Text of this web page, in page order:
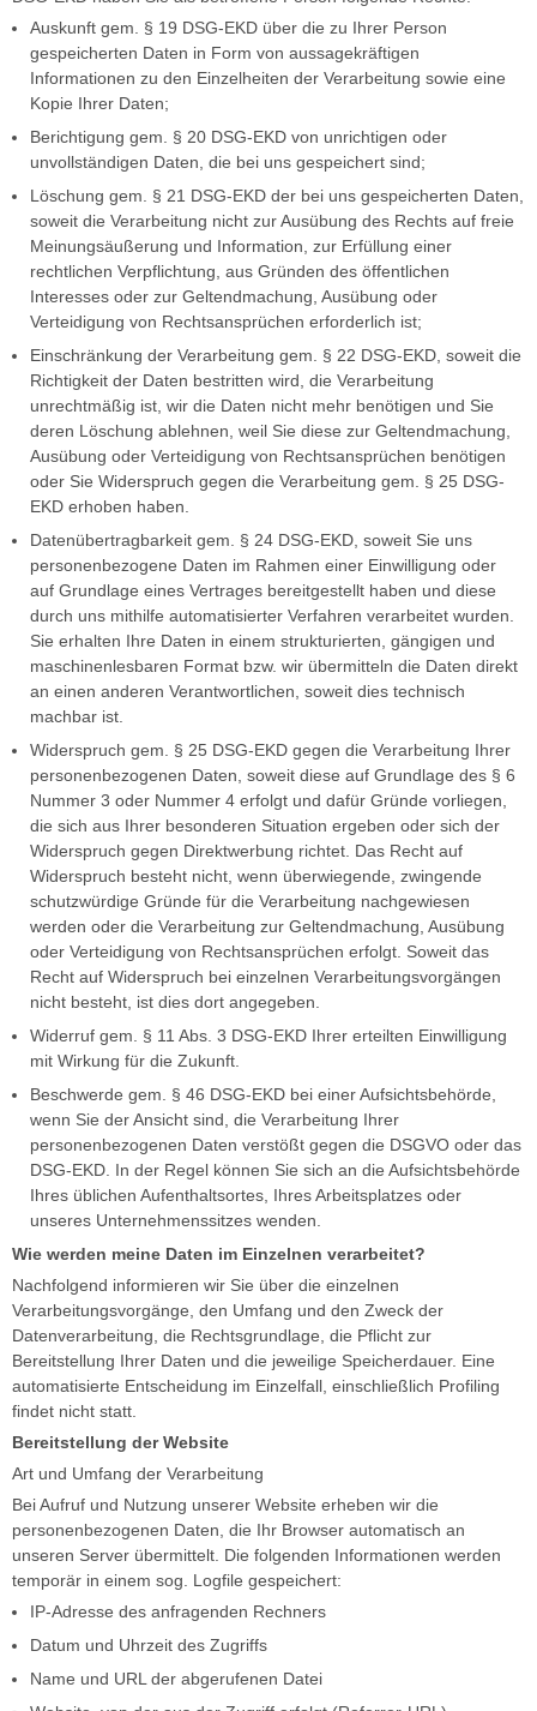
Auskunft gem. § 19 DSG-EKD über die zu Ihrer Person
gespeicherten Daten in Form von aussagekräftigen
Informationen zu den Einzelheiten der Verarbeitung sowie eine
Kopie Ihrer Daten;
Berichtigung gem. § 20 DSG-EKD von unrichtigen oder
unvollständigen Daten, die bei uns gespeichert sind;
Löschung gem. § 21 DSG-EKD der bei uns gespeicherten Daten,
soweit die Verarbeitung nicht zur Ausübung des Rechts auf freie
Meinungsäußerung und Information, zur Erfüllung einer
rechtlichen Verpflichtung, aus Gründen des öffentlichen
Interesses oder zur Geltendmachung, Ausübung oder
Verteidigung von Rechtsansprüchen erforderlich ist;
Einschränkung der Verarbeitung gem. § 22 DSG-EKD, soweit die
Richtigkeit der Daten bestritten wird, die Verarbeitung
unrechtmäßig ist, wir die Daten nicht mehr benötigen und Sie
deren Löschung ablehnen, weil Sie diese zur Geltendmachung,
Ausübung oder Verteidigung von Rechtsansprüchen benötigen
oder Sie Widerspruch gegen die Verarbeitung gem. § 25 DSG-
EKD erhoben haben.
Datenübertragbarkeit gem. § 24 DSG-EKD, soweit Sie uns
personenbezogene Daten im Rahmen einer Einwilligung oder
auf Grundlage eines Vertrages bereitgestellt haben und diese
durch uns mithilfe automatisierter Verfahren verarbeitet wurden.
Sie erhalten Ihre Daten in einem strukturierten, gängigen und
maschinenlesbaren Format bzw. wir übermitteln die Daten direkt
an einen anderen Verantwortlichen, soweit dies technisch
machbar ist.
Widerspruch gem. § 25 DSG-EKD gegen die Verarbeitung Ihrer
personenbezogenen Daten, soweit diese auf Grundlage des § 6
Nummer 3 oder Nummer 4 erfolgt und dafür Gründe vorliegen,
die sich aus Ihrer besonderen Situation ergeben oder sich der
Widerspruch gegen Direktwerbung richtet. Das Recht auf
Widerspruch besteht nicht, wenn überwiegende, zwingende
schutzwürdige Gründe für die Verarbeitung nachgewiesen
werden oder die Verarbeitung zur Geltendmachung, Ausübung
oder Verteidigung von Rechtsansprüchen erfolgt. Soweit das
Recht auf Widerspruch bei einzelnen Verarbeitungsvorgängen
nicht besteht, ist dies dort angegeben.
Widerruf gem. § 11 Abs. 3 DSG-EKD Ihrer erteilten Einwilligung
mit Wirkung für die Zukunft.
Beschwerde gem. § 46 DSG-EKD bei einer Aufsichtsbehörde,
wenn Sie der Ansicht sind, die Verarbeitung Ihrer
personenbezogenen Daten verstößt gegen die DSGVO oder das
DSG-EKD. In der Regel können Sie sich an die Aufsichtsbehörde
Ihres üblichen Aufenthaltsortes, Ihres Arbeitsplatzes oder
unseres Unternehmenssitzes wenden.
Wie werden meine Daten im Einzelnen verarbeitet?
Nachfolgend informieren wir Sie über die einzelnen
Verarbeitungsvorgänge, den Umfang und den Zweck der
Datenverarbeitung, die Rechtsgrundlage, die Pflicht zur
Bereitstellung Ihrer Daten und die jeweilige Speicherdauer. Eine
automatisierte Entscheidung im Einzelfall, einschließlich Profiling
findet nicht statt.
Bereitstellung der Website
Art und Umfang der Verarbeitung
Bei Aufruf und Nutzung unserer Website erheben wir die
personenbezogenen Daten, die Ihr Browser automatisch an
unseren Server übermittelt. Die folgenden Informationen werden
temporär in einem sog. Logfile gespeichert:
IP-Adresse des anfragenden Rechners
Datum und Uhrzeit des Zugriffs
Name und URL der abgerufenen Datei